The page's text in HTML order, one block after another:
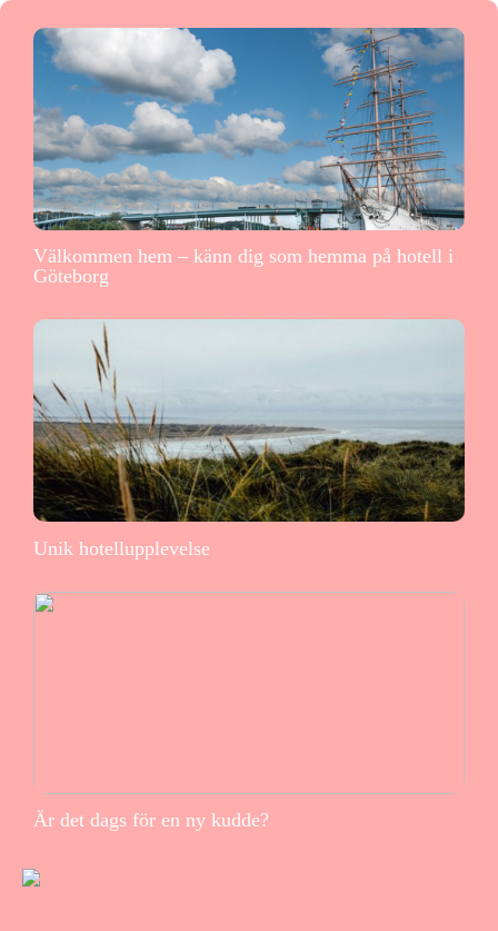
Välkommen hem – känn dig som hemma på hotell i
Göteborg
Unik hotellupplevelse
Är det dags för en ny kudde?